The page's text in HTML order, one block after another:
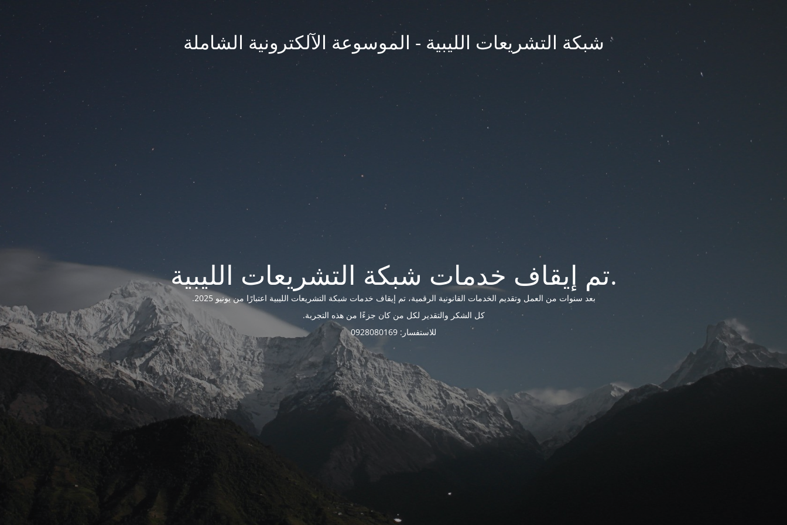
شبكة التشريعات الليبية - الموسوعة الآلكترونية الشاملة
تم إيقاف خدمات شبكة التشريعات الليبية.
بعد سنوات من العمل وتقديم الخدمات القانونية الرقمية، تم إيقاف خدمات شبكة التشريعات الليبية اعتبارًا من يونيو 2025.
كل الشكر والتقدير لكل من كان جزءًا من هذه التجربة.
للاستفسار: 0928080169